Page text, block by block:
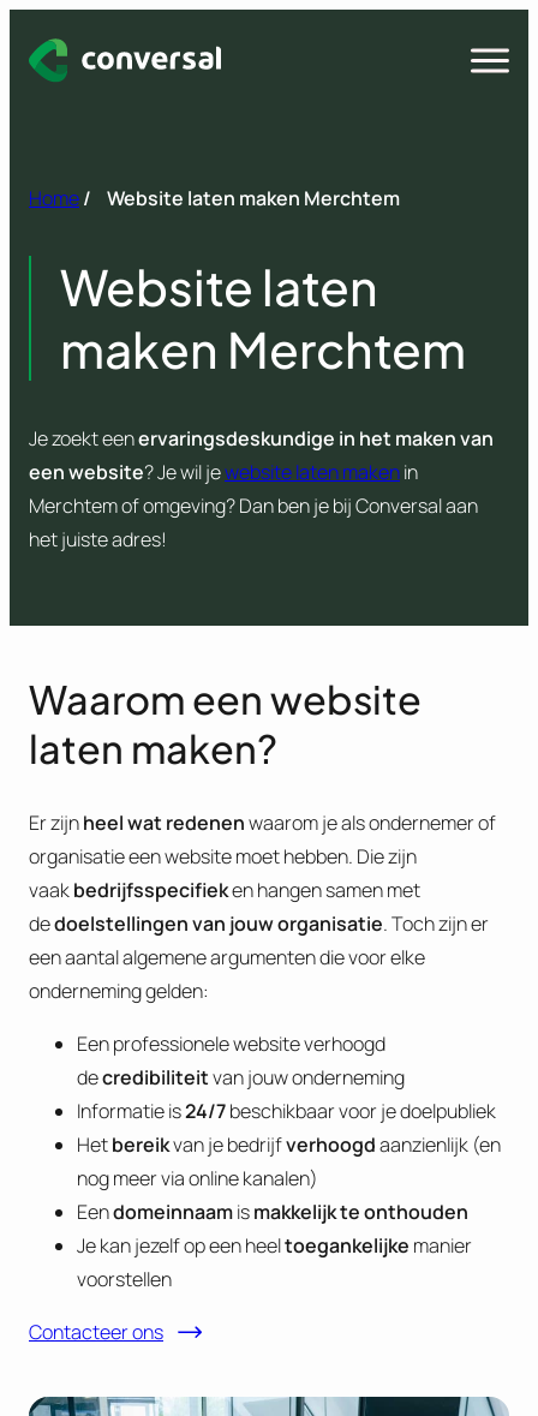
naar
Open
Home/ Website laten maken Merchtem
Website laten
maken Merchtem
Je zoekt eenervaringsdeskundige in het maken van
een website? Je wil jewebsite laten makenin
Merchtem of omgeving? Dan ben je bij Conversal aan
het juiste adres!
Waarom een website
laten maken?
Er zijnheel wat redenenwaarom je als ondernemer of
organisatie een website moet hebben. Die zijn
vaakbedrijfsspecifieken hangen samen met
dedoelstellingen van jouw organisatie. Toch zijn er
een aantal algemene argumenten die voor elke
onderneming gelden:
Een professionele website verhoogd
decredibiliteitvan jouw onderneming
Informatie is24/7beschikbaar voor je doelpubliek
Hetbereikvan je bedrijfverhoogdaanzienlijk (en
nog meer via online kanalen)
Eendomeinnaamismakkelijk te onthouden
Je kan jezelf op een heeltoegankelijke manier
voorstellen
Contacteer ons